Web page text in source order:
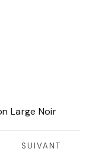
Large Noir
SUIVANT